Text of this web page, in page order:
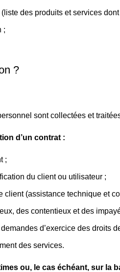
des produits et services
;
?
sont collectées et
d’un contrat :
;
du client ou utilisateur ;
client (assistance technique et
des contentieux et des
d’exercice des droits
des services.
ou, le cas échéant, sur la